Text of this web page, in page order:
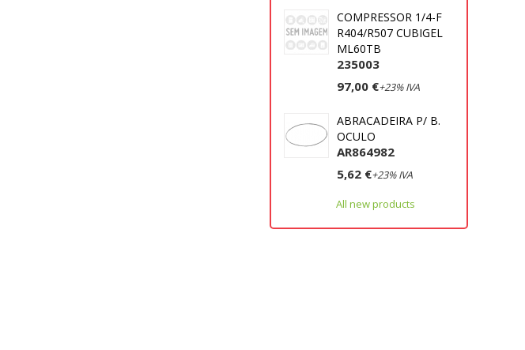
COMPRESSOR 1/4-F
R404/R507 CUBIGEL
ML60TB
235003
97,00 €+23% IVA
ABRACADEIRA P/ B.
OCULO
AR864982
5,62 €+23% IVA
All new products